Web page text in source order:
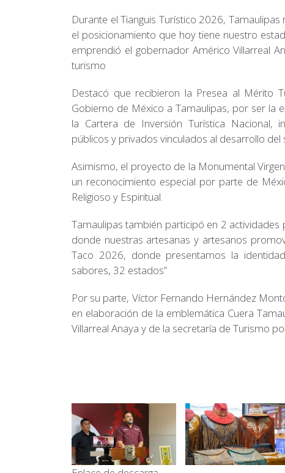
Durante el Tianguis Turístico 2026,
el posicionamiento que hoy tiene nuestro
emprendió el gobernador Américo Villarreal
turismo
Destacó que recibieron la Presea al Mérito
Gobierno de México a Tamaulipas, por ser la
la Cartera de Inversión Turística Nacional,
públicos y privados vinculados al desarrollo del
Asimismo, el proyecto de la Monumental
un reconocimiento especial por parte de
Religioso y Espiritual.
Tamaulipas también participó en 2 actividades
donde nuestras artesanas y artesanos
Taco 2026, donde presentamos la
sabores, 32 estados”
Por su parte, Víctor Fernando Hernández
en elaboración de la emblemática Cuera
Villarreal Anaya y de la secretaría de Turismo